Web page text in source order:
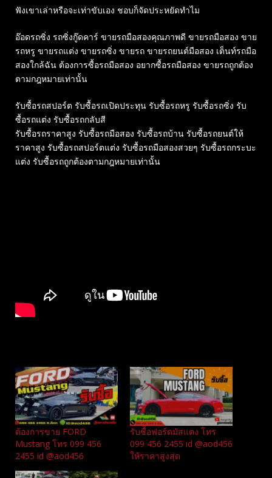
ฟังเขาเล่าหรือจะเท่าขับเอง ชอบก็จัดประหยัดทำไม
อ๊อดรถซิ่ง รถซิ่งกู๊ดคาร์ ขายรถมือสองคุณภาพดี ขายรถมือสอง ขาย
รถหรู ขายรถแต่ง ขายรถซิ่ง ขายรถ ขายรถยนต์มือสอง เต็นท์รถมือ
สองใกล้ฉัน ต้องการซื้อรถมือสอง อยากซื้อรถมือสอง ขายรถถูกต้อง
ตามกฎหมายเท่านั้น
รับซื้อรถสปอร์ต รับซื้อรถเปิดประทุน รับซื้อรถหรู รับซื้อรถซิ่ง รับ
ซื้อรถแต่ง รับซื้อรถกลับสี
รับซื้อรถราคาสูง รับซื้อรถมือสอง รับซื้อรถบ้าน รับซื้อรถยนต์ให้
ราคาสูง รับซื้อรถสปอร์ตแต่ง รับซื้อรถมือสองสวยๆ รับซื้อรถกระบะ
แต่ง รับซื้อรถถูกต้องตามกฎหมายเท่านั้น
ต้องการขาย FORD
Mustang โทร 099 456
2455 id @aod456
รับซื้อฟอร์ดมัสแตง โทร
099 456 2455 id @aod456
ให้ราคาสูงสุด